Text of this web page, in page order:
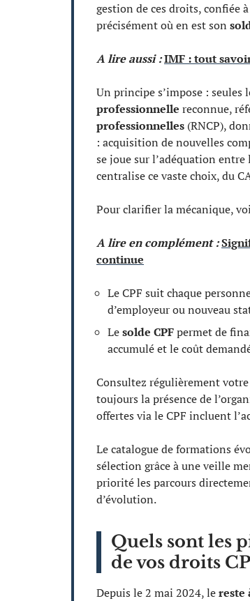
gestion de ces droits, confiée
précisément où en est son
A lire aussi :IMF : tout
Un principe s’impose : seules
professionnelle reconnue,
professionnelles (RNCP),
: acquisition de nouvelles
se joue sur l’adéquation
centralise ce vaste choix, du
Pour clarifier la mécanique,
A lire en complément :
continue
Le CPF suit chaque
d’employeur ou nouveau
Lesolde CPFpermet de
accumulé et le coût
Consultez régulièrement
toujours la présence de
offertes via le CPF incluent
Le catalogue de formations
sélection grâce à une veille
priorité les parcours
d’évolution.
Quels sont les
de vos droits
Depuis le 2 mai 2024, lereste